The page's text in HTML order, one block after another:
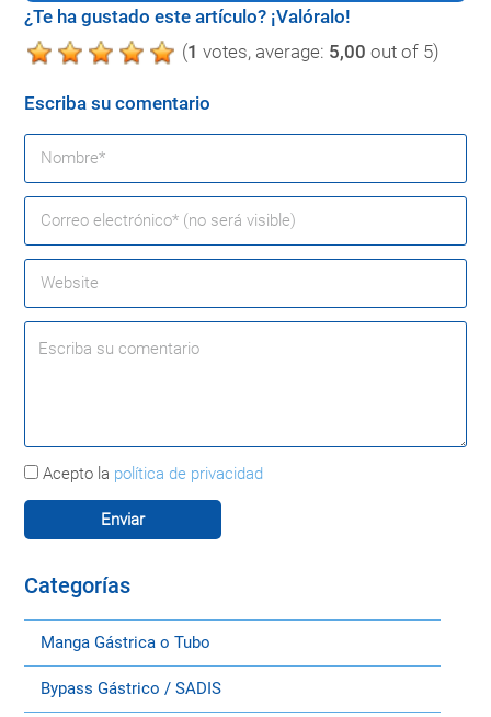
¿Te ha gustado este artículo? ¡Valóralo!
(1 votes, average: 5,00 out of 5)
Escriba su comentario
Acepto la política de privacidad
Categorías
Manga Gástrica o Tubo
Bypass Gástrico / SADIS